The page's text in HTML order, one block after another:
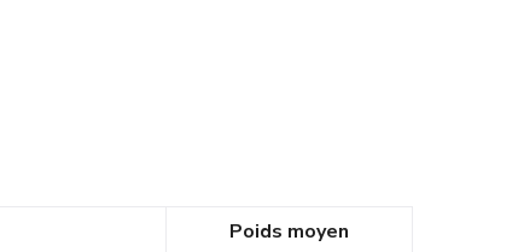
Poids moyen